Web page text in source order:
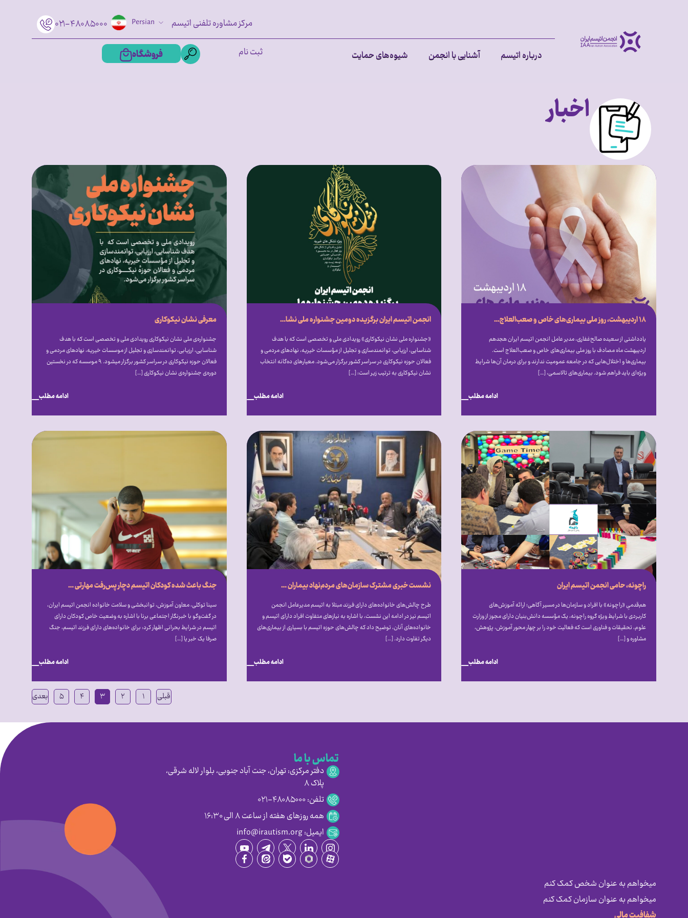
۰۲۱-۴۸۰۸۵۰۰۰ Persian مرکز مشاوره تلفنی اتیسم
درباره اتیسم آشنایی با انجمن شیوه‌های حمایت ثبت نام فروشگاه
اخبار
۱۸ اردیبهشت، روز ملی بیماری‌‎های خاص و صعب‌‎العلاج: از فرهنگ‌‎سازی تا قانون‌‎گذاری
یادداشتی از سعیده صالح‎‌غفاری، مدیر عامل انجمن اتیسم ایران هجدهم
اردیبهشت ماه مصادف با روز ملی بیماری‎‌های خاص و صعب‎‌العلاج است.
بیماری‎‌ها و اختلال‎‌هایی که در جامعه عمومیت ندارند و برای درمان آن‌ها شرایط
ویژه‎‌ای باید فراهم شود. بیماری‌های تالاسمی، […]
ادامه مطلب
انجمن اتیسم ایران برگزیده دومین جشنواره ملی نشان نیکوکاری شد
«جشنواره ملی نشان نیکوکاری» رویدادی ملی و تخصصی است که با هدف
شناسایی، ارزیابی، توانمندسازی و تجلیل از مؤسسات خیریه، نهادهای مردمی و
فعالان حوزه نیکوکاری در سراسر کشور برگزار می‎‌شود. معیارهای ده‌گانه انتخاب
نشان نیکوکاری به ترتیب زیر است: […]
ادامه مطلب
معرفی نشان نیکوکاری
جشنواره‌ی ملی نشان نیکوکاری رویدادی ملی و تخصصی است که با هدف
شناسایی، ارزیابی، توانمندسازی و تجلیل از موسسات خیریه، نهادهای مردمی و
فعالان حوزه نیکوکاری در سراسر کشور برگزار میشود. ۹ موسسه که در نخستین
دوره‌ی جشنواره‌ی نشان نیکوکاری […]
ادامه مطلب
راچونه، حامی انجمن اتیسم ایران
هم‌قدمیِ «راچونه» با افراد و سازمان‌ها در مسیر آگاهی؛ ارائه آموزش‌های
کاربردی با شرایط ویژه گروه راچونه، یک مؤسسه دانش‌بنیان دارای مجوز از وزارت
علوم، تحقیقات و فناوری است که فعالیت خود را بر چهار محور آموزش، پژوهش،
مشاوره و […]
ادامه مطلب
نشست خبری مشترک سازمان‌های مردم‌نهاد بیماران خاص، با محور بررسی تأثیر تحریم‌ها و شرایط ناشی از جنگ بر روند درمان بیماران
طرح چالش‌های خانواده‌های دارای فرزند مبتلا به اتیسم مدیرعامل انجمن
اتیسم نیز در ادامه این نشست، با اشاره به نیازهای متفاوت افراد دارای اتیسم و
خانواده‌های آنان، توضیح داد که چالش‌های حوزه اتیسم با بسیاری از بیماری‌های
دیگر تفاوت دارد. […]
ادامه مطلب
جنگ باعث شده کودکان اتیسم دچار پس‌رفت مهارتی شوند
سینا توکلی، معاون آموزش، توانبخشی و سلامت خانواده انجمن اتیسم ایران،
در گفت‌و‌گو با خبرنگار اجتماعی برنا با اشاره به وضعیت خاص کودکان دارای
اتیسم در شرایط بحرانی اظهار کرد: برای خانواده‌های دارای فرزند اتیسم، جنگ
صرفا یک خبر یا […]
ادامه مطلب
قبلی ۱ ۲ ۳ ۴ ۵ بعدی
میخواهم به عنوان شخص کمک کنم
میخواهم به عنوان سازمان کمک کنم
تماس با ما
دفتر مرکزی: تهران، جنت آباد جنوبی، بلوار لاله شرقی،
پلاک ۸
تلفن: ۴۸۰۸۵۰۰۰-۰۲۱
همه روزهای هفته از ساعت ۸ الی ۱۶:۳۰
ایمیل: info@irautism.org